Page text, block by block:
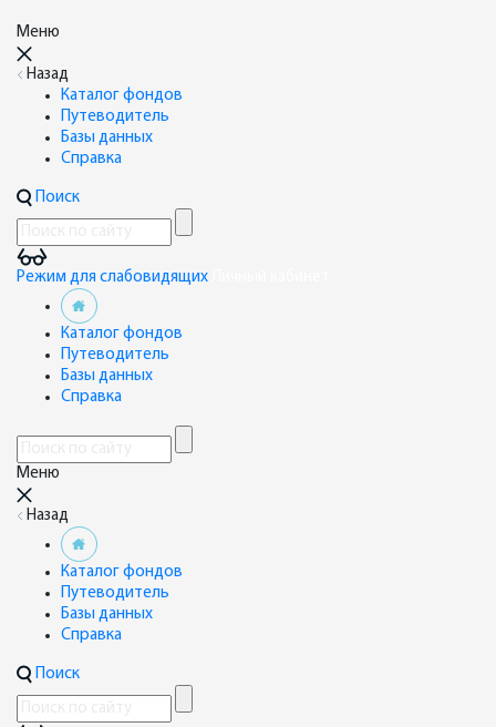
Меню
Назад
Каталог фондов
Путеводитель
Базы данных
Справка
Поиск
Режим для слабовидящих
Каталог фондов
Путеводитель
Базы данных
Справка
Меню
Назад
Каталог фондов
Путеводитель
Базы данных
Справка
Поиск